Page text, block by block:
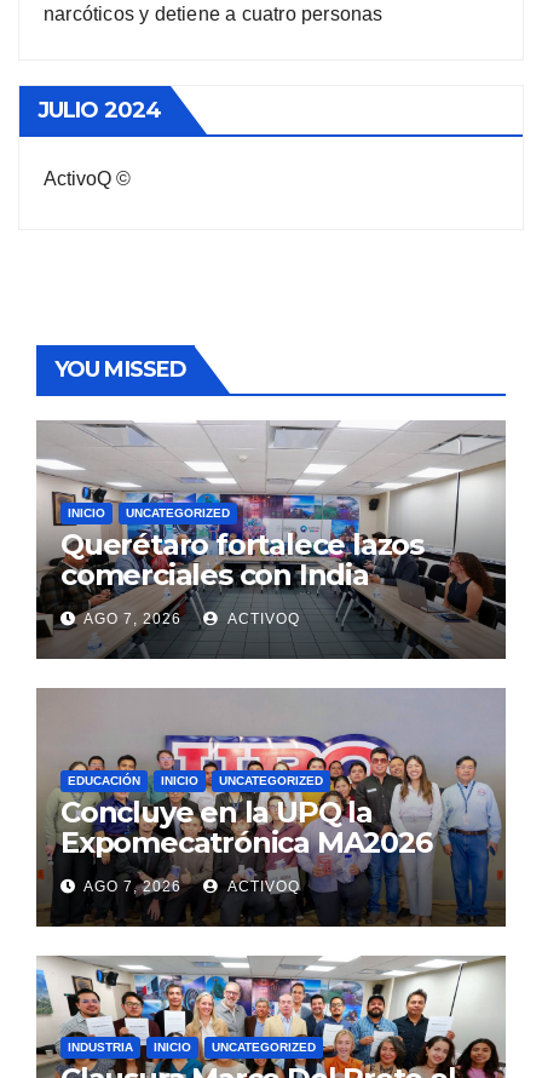
narcóticos y detiene a cuatro personas
JULIO 2024
ActivoQ ©
YOU MISSED
INICIO UNCATEGORIZED
Querétaro fortalece lazos
comerciales con India
AGO 7, 2026 ACTIVOQ
EDUCACIÓN INICIO UNCATEGORIZED
Concluye en la UPQ la
Expomecatrónica MA2026
AGO 7, 2026 ACTIVOQ
INDUSTRIA INICIO UNCATEGORIZED